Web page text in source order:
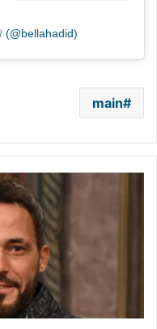
(@bellahadid)
main
طوال